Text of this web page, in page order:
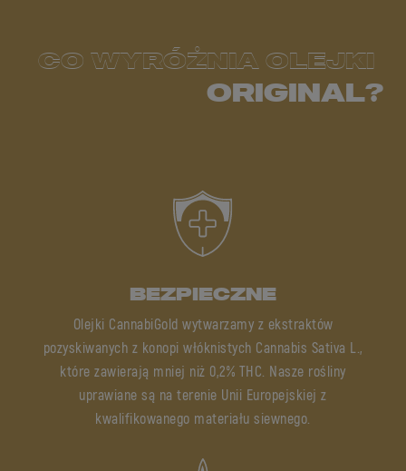
CO WYRÓŻNIA OLEJKI
ORIGINAL?
BEZPIECZNE
Olejki CannabiGold wytwarzamy z ekstraktów
pozyskiwanych z konopi włóknistych Cannabis Sativa L.,
które zawierają mniej niż 0,2% THC. Nasze rośliny
uprawiane są na terenie Unii Europejskiej z
kwalifikowanego materiału siewnego.